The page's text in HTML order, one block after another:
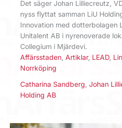
Det säger Johan Lilliecreutz,
nyss flyttat samman LiU
Innovation med dotterbolagen
Unitalent AB i nyrenoverade
Collegium i Mjärdevi.
Affärsstaden Artiklar, LEAD,
Norrköping
Catharina Sandberg Johan
Holding AB